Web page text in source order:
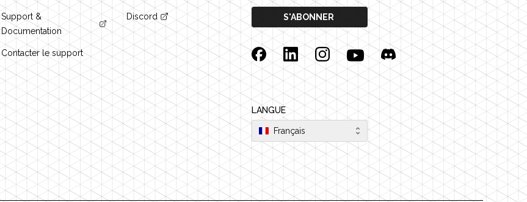
Support &
Documentation
Contacter le support
Discord S'ABONNER
FacebookLinkedinInstagramYouTubeDiscord
LANGUE
Français